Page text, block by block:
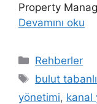
Property
Devamını oku
Kategoriler
Rehberler
Etiketler
bulut tabanlı
yönetimi, kanal